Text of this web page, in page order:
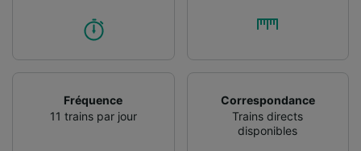
Fréquence
11 trains par jour
Correspondance
Trains directs
disponibles